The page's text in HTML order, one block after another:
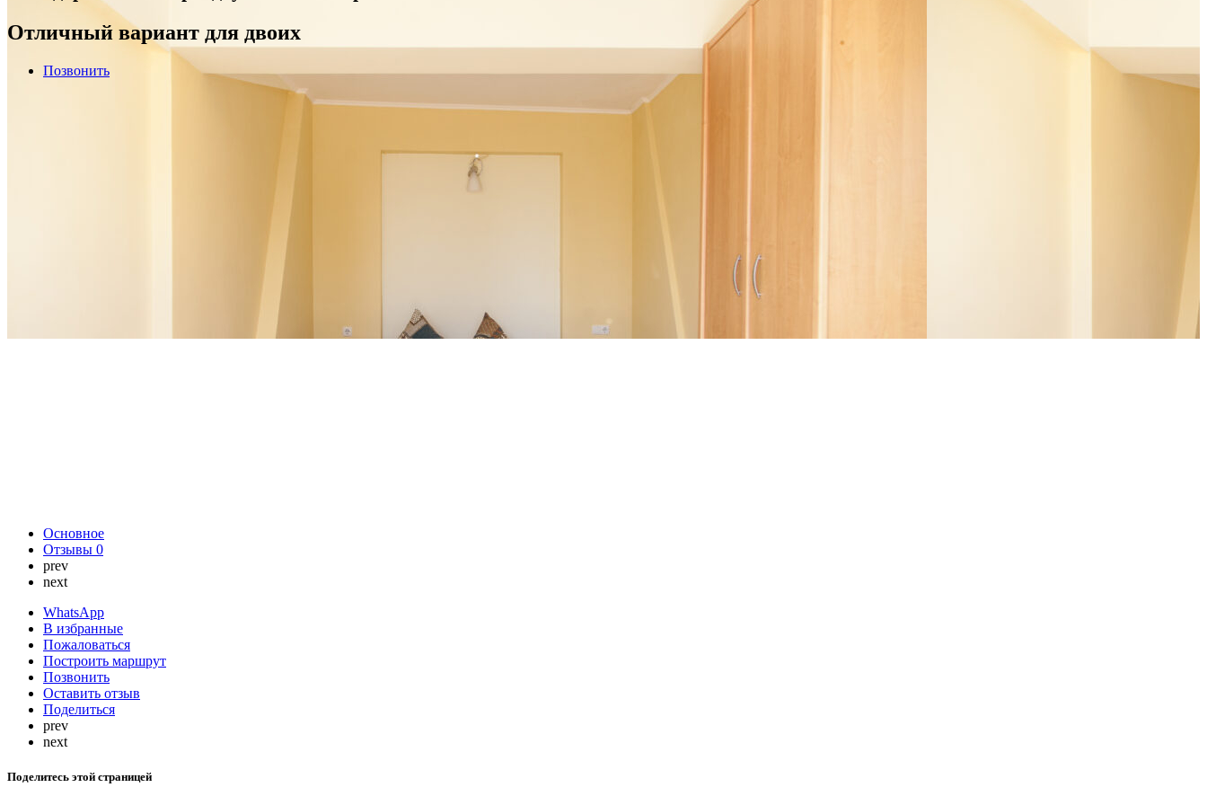
Отличный вариант для двоих
Позвонить
Основное
Отзывы 0
prev
next
WhatsApp
В избранные
Пожаловаться
Построить маршрут
Позвонить
Оставить отзыв
Поделиться
prev
next
Поделитесь этой страницей